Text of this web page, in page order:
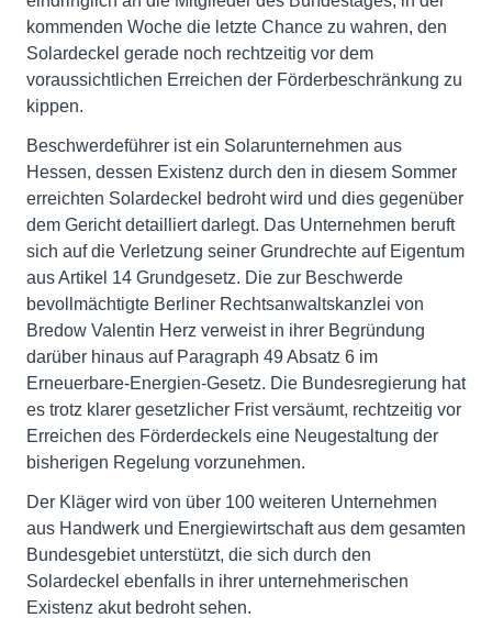
kommenden Woche die letzte Chance zu wahren, den
Solardeckel gerade noch rechtzeitig vor dem
voraussichtlichen Erreichen der Förderbeschränkung zu
kippen.
Beschwerdeführer ist ein Solarunternehmen aus
Hessen, dessen Existenz durch den in diesem Sommer
erreichten Solardeckel bedroht wird und dies gegenüber
dem Gericht detailliert darlegt. Das Unternehmen beruft
sich auf die Verletzung seiner Grundrechte auf Eigentum
aus Artikel 14 Grundgesetz. Die zur Beschwerde
bevollmächtigte Berliner Rechtsanwaltskanzlei von
Bredow Valentin Herz verweist in ihrer Begründung
darüber hinaus auf Paragraph 49 Absatz 6 im
Erneuerbare-Energien-Gesetz. Die Bundesregierung hat
es trotz klarer gesetzlicher Frist versäumt, rechtzeitig vor
Erreichen des Förderdeckels eine Neugestaltung der
bisherigen Regelung vorzunehmen.
Der Kläger wird von über 100 weiteren Unternehmen
aus Handwerk und Energiewirtschaft aus dem gesamten
Bundesgebiet unterstützt, die sich durch den
Solardeckel ebenfalls in ihrer unternehmerischen
Existenz akut bedroht sehen.